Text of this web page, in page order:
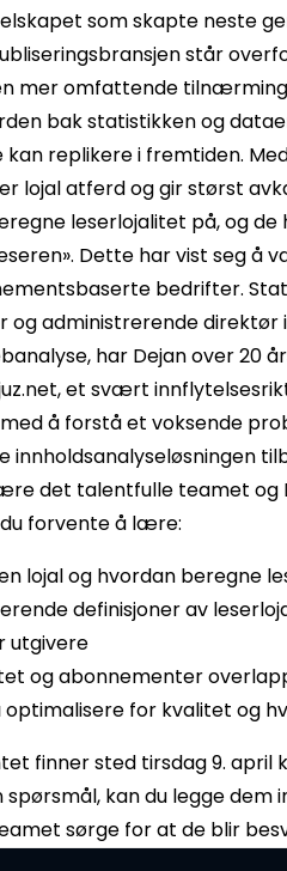
som skapte neste
står
mer omfattende
bak statistikken og
kan replikere i fremtiden.
lojal atferd og gir størst
leserlojalitet på, og
Dette har vist seg å
bedrifter.
og administrerende direktør
har Dejan over 20
et svært
å forstå et voksende
innholdsanalyseløsningen
det talentfulle teamet og
forvente å lære:
lojal og hvordan beregne
definisjoner av
utgivere
og abonnementer
optimalisere for kvalitet og
finner sted tirsdag 9. april
kan du legge dem
sørge for at de blir